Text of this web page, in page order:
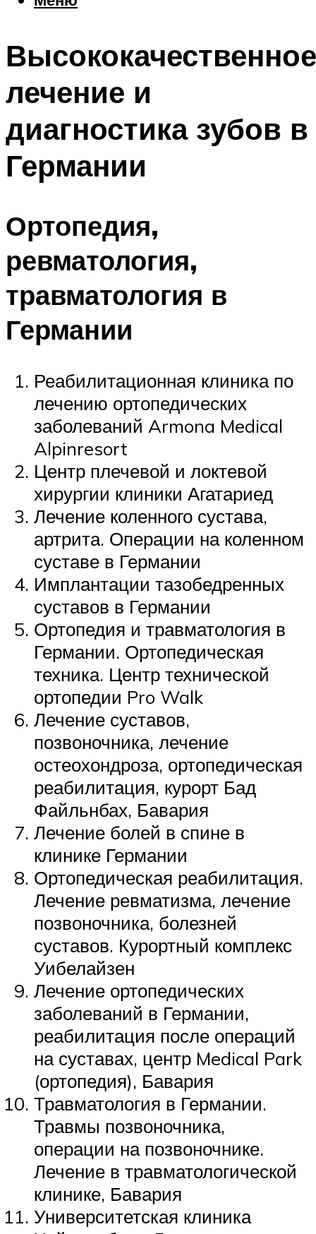
Шоппинг
Меню
Высококачественное
лечение и
диагностика зубов в
Германии
Ортопедия,
ревматология,
травматология в
Германии
Реабилитационная клиника по
лечению ортопедических
заболеваний Armona Medical
Alpinresort
Центр плечевой и локтевой
хирургии клиники Агатариед
Лечение коленного сустава,
артрита. Операции на коленном
суставе в Германии
Имплантации тазобедренных
суставов в Германии
Ортопедия и травматология в
Германии. Ортопедическая
техника. Центр технической
ортопедии Pro Walk
Лечение суставов,
позвоночника, лечение
остеохондроза, ортопедическая
реабилитация, курорт Бад
Файльнбах, Бавария
Лечение болей в спине в
клинике Германии
Ортопедическая реабилитация.
Лечение ревматизма, лечение
позвоночника, болезней
суставов. Курортный комплекс
Уибелайзен
Лечение ортопедических
заболеваний в Германии,
реабилитация после операций
на суставах, центр Medical Park
(ортопедия), Бавария
Травматология в Германии.
Травмы позвоночника,
операции на позвоночнике.
Лечение в травматологической
клинике, Бавария
Университетская клиника